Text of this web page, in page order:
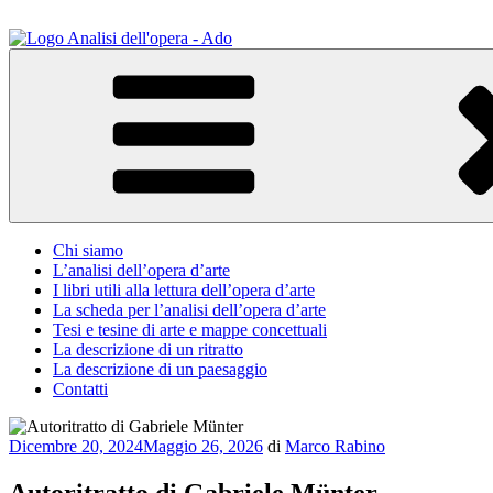
al
contenuto
ADO Analisi dell'opera
Osservare le opere d'arte per capirle e imparare ad amarle
Chi siamo
L’analisi dell’opera d’arte
I libri utili alla lettura dell’opera d’arte
La scheda per l’analisi dell’opera d’arte
Tesi e tesine di arte e mappe concettuali
La descrizione di un ritratto
La descrizione di un paesaggio
Contatti
Pubblicato
Dicembre 20, 2024Maggio 26, 2026 di Marco Rabino